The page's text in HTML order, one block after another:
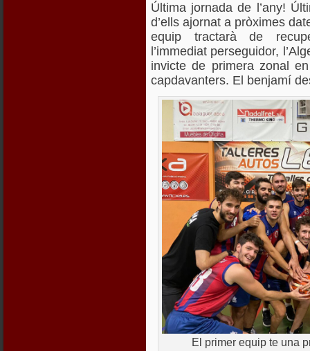
Última jornada de l’any!
d’ells ajornat a pròximes
equip tractarà de
l’immediat perseguidor,
invicte de primera zonal
capdavanters. El benjamí
El primer equip te una